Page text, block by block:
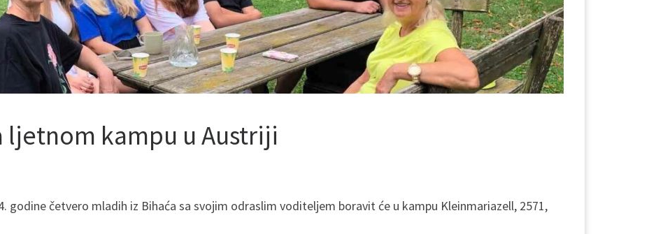
ljetnom kampu u Austriji
godine četvero mladih iz Bihaća sa svojim odraslim voditeljem boravit će u kampu Kleinmariazell, 2571,